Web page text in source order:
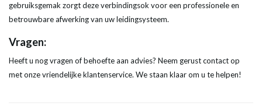
gebruiksgemak zorgt deze verbindingsok voor een professionele en
betrouwbare afwerking van uw leidingsysteem.
Vragen:
Heeft u nog vragen of behoefte aan advies? Neem gerust contact op
met onze vriendelijke klantenservice. We staan klaar om u te helpen!